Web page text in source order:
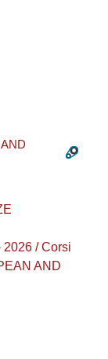
2026 / Corsi
AND